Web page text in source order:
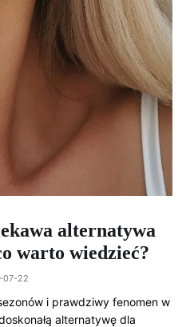
alternatywa
warto wiedzieć?
07-22
i prawdziwy fenomen w
alternatywę dla